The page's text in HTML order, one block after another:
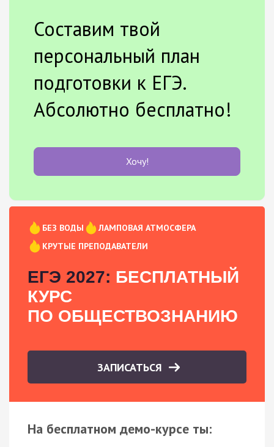
Составим твой
персональный план
подготовки к ЕГЭ.
Абсолютно бесплатно!
Хочу!
БЕЗ ВОДЫ
ЛАМПОВАЯ АТМОСФЕРА
КРУТЫЕ ПРЕПОДАВАТЕЛИ
ЕГЭ 2027: БЕСПЛАТНЫЙ
КУРС
ПО ОБЩЕСТВОЗНАНИЮ
ЗАПИСАТЬСЯ
На бесплатном демо-курсе ты: